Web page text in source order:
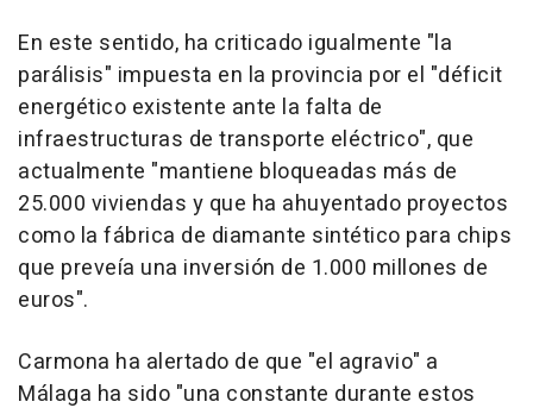
En este sentido, ha criticado igualmente "la
parálisis" impuesta en la provincia por el "déficit
energético existente ante la falta de
infraestructuras de transporte eléctrico", que
actualmente "mantiene bloqueadas más de
25.000 viviendas y que ha ahuyentado proyectos
como la fábrica de diamante sintético para chips
que preveía una inversión de 1.000 millones de
euros".
Carmona ha alertado de que "el agravio" a
Málaga ha sido "una constante durante estos